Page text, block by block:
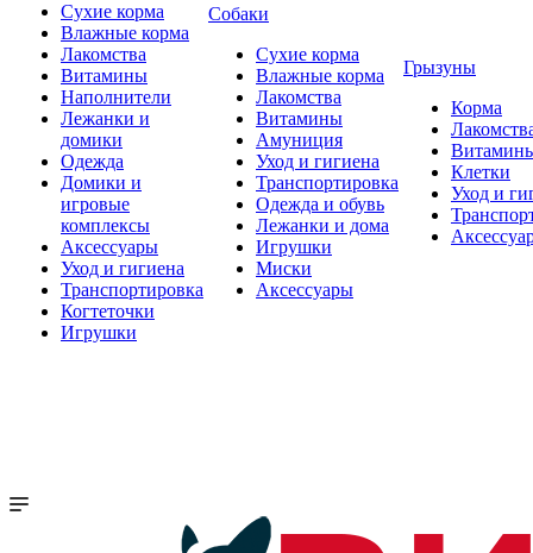
Сухие корма
Влажные корма
Лакомства
Витамины
Наполнители
Лежанки и
домики
Одежда
Домики и
игровые
комплексы
Аксессуары
Уход и гигиена
Транспортировка
Когтеточки
Игрушки
Собаки
Сухие корма
Влажные корма
Лакомства
Витамины
Амуниция
Уход и гигиена
Транспортировка
Одежда и обувь
Лежанки и дома
Игрушки
Миски
Аксессуары
Грызуны
Корма
Клетки
Уход и